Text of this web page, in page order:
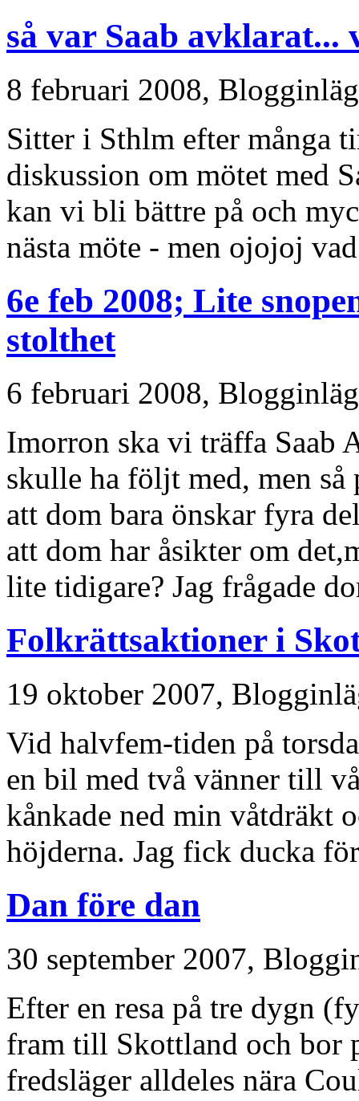
så var Saab avklarat...
8 februari 2008,
Sitter i Sthlm efter många
diskussion om mötet med
kan vi bli bättre på och
nästa möte - men ojojoj
6e feb 2008; Lite
stolthet
6 februari 2008,
Imorron ska vi träffa Saab
skulle ha följt med, men så
att dom bara önskar fyra
att dom har åsikter om
lite tidigare? Jag frågade
Folkrättsaktioner i
19 oktober 2007,
Vid halvfem-tiden på
en bil med två vänner till
kånkade ned min våtdräkt
höjderna. Jag fick ducka
Dan före dan
30 september 2007,
Efter en resa på tre dygn
fram till Skottland och bor
fredsläger alldeles nära